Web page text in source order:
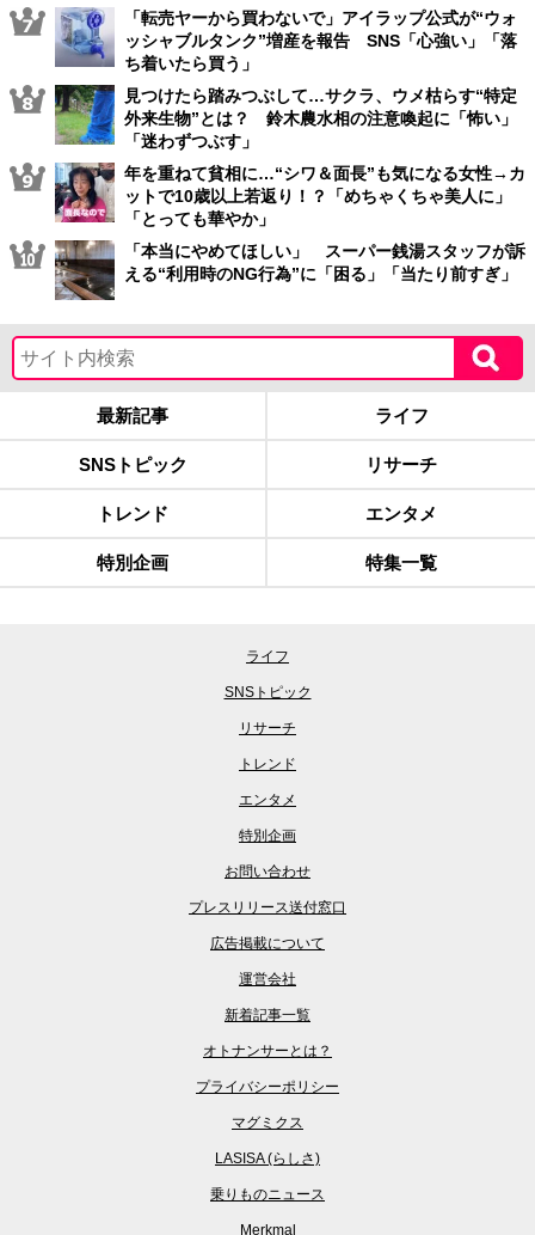
「転売ヤーから買わないで」アイラップ公式が“ウォ
ッシャブルタンク”増産を報告 SNS「心強い」「落
ち着いたら買う」
見つけたら踏みつぶして…サクラ、ウメ枯らす“特定
外来生物”とは？ 鈴木農水相の注意喚起に「怖い」
「迷わずつぶす」
年を重ねて貧相に…“シワ＆面長”も気になる女性→カ
ットで10歳以上若返り！？「めちゃくちゃ美人に」
「とっても華やか」
「本当にやめてほしい」 スーパー銭湯スタッフが訴
える“利用時のNG行為”に「困る」「当たり前すぎ」
最新記事 ライフ
SNSトピック リサーチ
トレンド エンタメ
特別企画 特集一覧
ライフ
SNSトピック
リサーチ
トレンド
エンタメ
特別企画
お問い合わせ
プレスリリース送付窓口
広告掲載について
運営会社
新着記事一覧
オトナンサーとは？
プライバシーポリシー
マグミクス
LASISA (らしさ)
乗りものニュース
Merkmal